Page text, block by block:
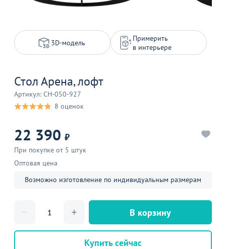
3D-модель
Примерить
в интерьере
Стол Арена, лофт
Артикул: CH-050-927
8 оценок
22 390 ₽
При покупке от 5 штук
Оптовая цена
Возможно изготовление по индивидуальным размерам
В корзину
Купить сейчас